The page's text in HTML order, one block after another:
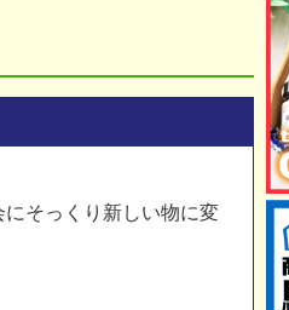
そっくり新しい物に変